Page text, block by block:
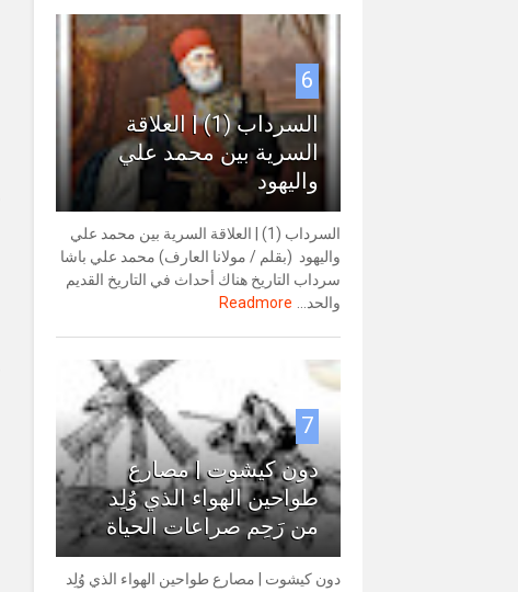
6
السرداب (1) | العلاقة
السرية بين محمد علي
واليهود
السرداب (1) | العلاقة السرية بين محمد علي
واليهود (بقلم / مولانا العارف) محمد علي باشا
سرداب التاريخ هناك أحداث في التاريخ القديم
والحد...
Readmore
7
دون كيشوت | مصارع
طواحين الهواء الذي وُلِد
من رَحِم صراعات الحياة
دون كيشوت | مصارع طواحين الهواء الذي وُلِد